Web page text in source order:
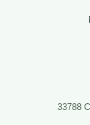
33788